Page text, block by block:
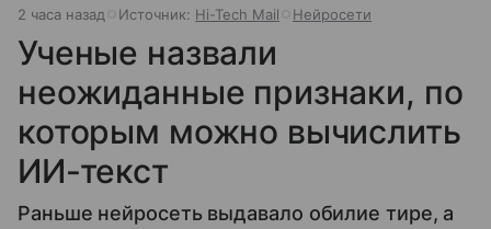
2 часа назад Источник: Hi-Tech Mail Нейросети
Ученые назвали
неожиданные признаки, по
которым можно вычислить
ИИ-текст
Раньше нейросеть выдавало обилие тире, а